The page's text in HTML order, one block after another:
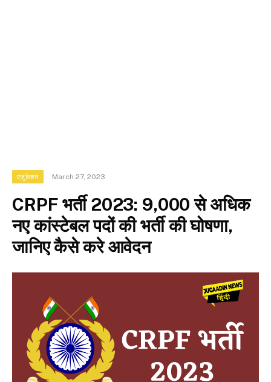
एजुकेशन March 27, 2023
CRPF भर्ती 2023: 9,000 से अधिक
नए कांस्टेबल पदों की भर्ती की घोषणा,
जानिए कैसे करे आवेदन